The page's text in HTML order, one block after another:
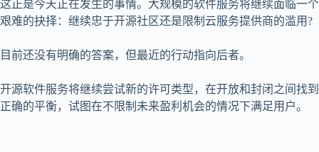
这正是今天正在发生的事情。大规模的软件服务将继续面临一个
艰难的抉择：继续忠于开源社区还是限制云服务提供商的滥用?
目前还没有明确的答案，但最近的行动指向后者。
开源软件服务将继续尝试新的许可类型，在开放和封闭之间找到
正确的平衡，试图在不限制未来盈利机会的情况下满足用户。